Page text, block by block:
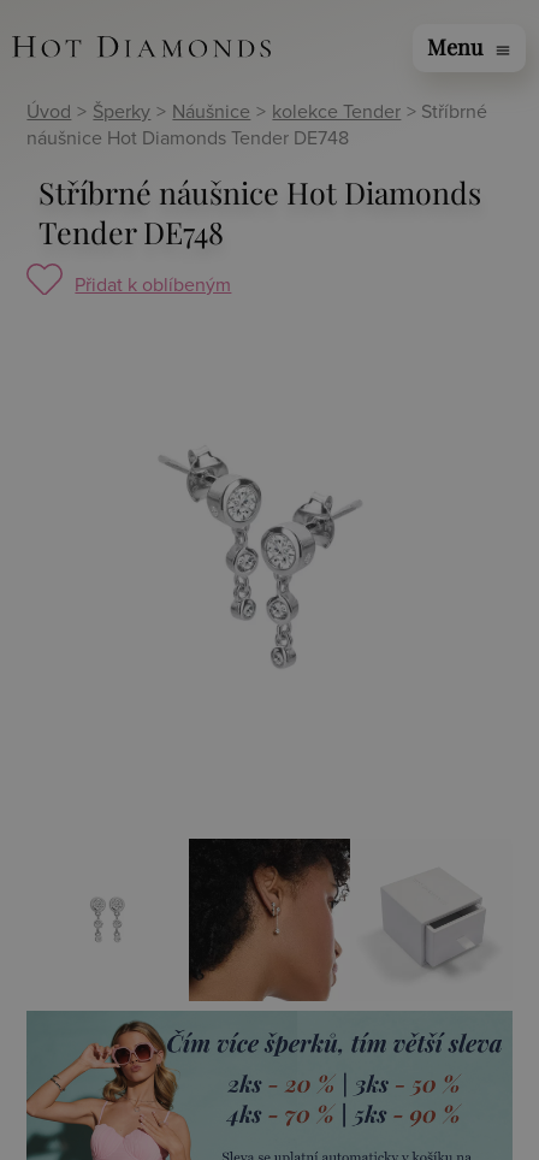
Menu menu
Úvod > Šperky > Náušnice > kolekce Tender > Stříbrné
náušnice Hot Diamonds Tender DE748
Stříbrné náušnice Hot Diamonds
Tender DE748
Přidat k oblíbeným